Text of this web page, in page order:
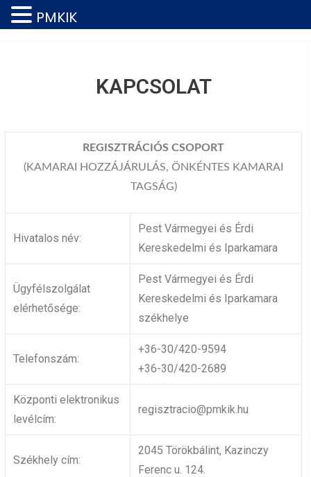
KAPCSOLAT
REGISZTRÁCIÓS CSOPORT
(KAMARAI HOZZÁJÁRULÁS, ÖNKÉNTES KAMARAI
TAGSÁG)
Hivatalos név:
Pest Vármegyei és Érdi
Kereskedelmi és Iparkamara
Ügyfélszolgálat
elérhetősége:
Pest Vármegyei és Érdi
Kereskedelmi és Iparkamara
székhelye
Telefonszám:
+36-30/420-9594
+36-30/420-2689
Központi elektronikus
levélcím:
regisztracio@pmkik.hu
Székhely cím:
2045 Törökbálint, Kazinczy
Ferenc u. 124.
PMKIK